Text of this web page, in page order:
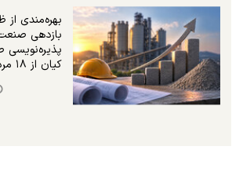
بهره‌مندی
بازدهی
کیان از ۱۸ مرداد ۱۴۰۵